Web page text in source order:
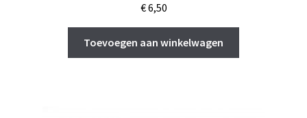
€6,50
Toevoegen aan winkelwagen